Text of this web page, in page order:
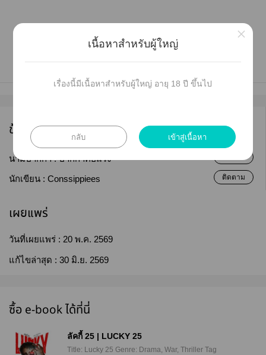
ข้อมูลนักเขียน
นามปากกา :ปากกาคอแร้ง
นักเขียน : Conssippiees ติดตาม
เผยแพร่
วันที่เผยแพร่ : 20 พ.ค. 2569
แก้ไขล่าสุด : 30 มิ.ย. 2569
ซื้อ e-book ได้ที่นี่
ลัคกี้ 25 | LUCKY 25
Title: Lucky 25 Genre: Drama, War, Thriller Tag
เนื้อหาสำหรับผู้ใหญ่
เรื่องนี้มีเนื้อหาสำหรับผู้ใหญ่ อายุ 18 ปี ขึ้นไป
กลับ เข้าสู่เนื้อหา
×